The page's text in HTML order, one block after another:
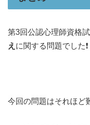
第3回公認心理師資格試
え に関する問題でした❗️
今回の問題はそれほど